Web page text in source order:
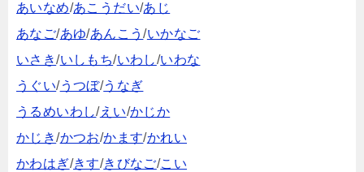
あいなめ/あこうだい/あじ
あなご/あゆ/あんこう/いかなご
いさき/いしもち/いわし/いわな
うぐい/うつぼ/うなぎ
うるめいわし/えい/かじか
かじき/かつお/かます/かれい
かわはぎ/きす/きびなご/こい